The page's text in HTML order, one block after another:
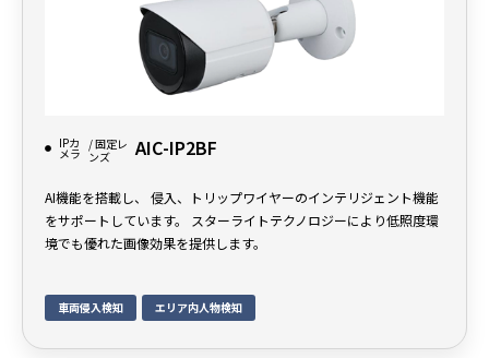
IPカ
メラ
/ 固定レ
ンズ
AIC-IP2BF
AI機能を搭載し、 侵入、トリップワイヤーのインテリジェント機能
をサポートしています。 スターライトテクノロジーにより低照度環
境でも優れた画像効果を提供します。
車両侵入検知 エリア内人物検知